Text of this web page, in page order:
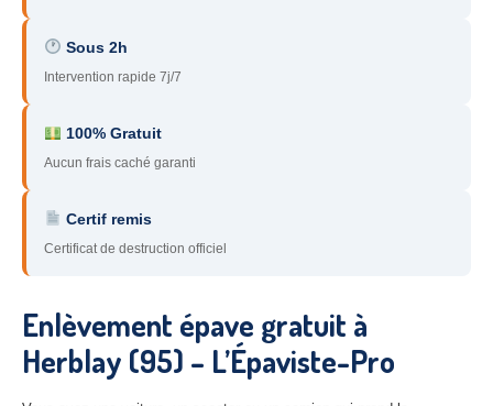
94 – Val-de-Marne
91 – Essonne
45– Loiret
28– Eure-et-Loir
Sous 2h
Intervention rapide 7j/7
100% Gratuit
Aucun frais caché garanti
Certif remis
Certificat de destruction officiel
Enlèvement épave gratuit à
Herblay (95) – L’Épaviste-Pro